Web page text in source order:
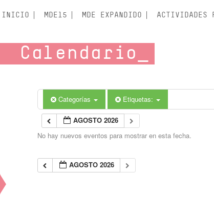
INICIO MDE15 MDE EXPANDIDO ACTIVIDADES
Calendario
Categorías Etiquetas:
AGOSTO 2026
No hay nuevos eventos para mostrar en esta fecha.
AGOSTO 2026